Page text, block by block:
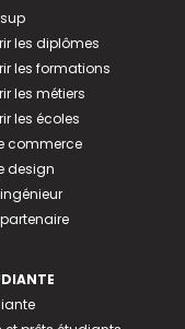
les diplômes
les formations
les métiers
les écoles
commerce
design